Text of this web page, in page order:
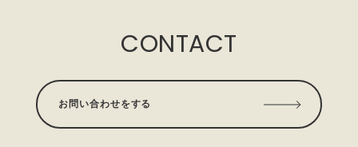
CONTACT
お問い合わせをする